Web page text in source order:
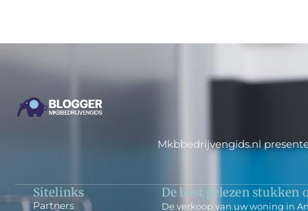
Mkbbedrijvengids.nl
Sitelinks
Partners
De best gelezen stukken
De verkoop van uw woning in